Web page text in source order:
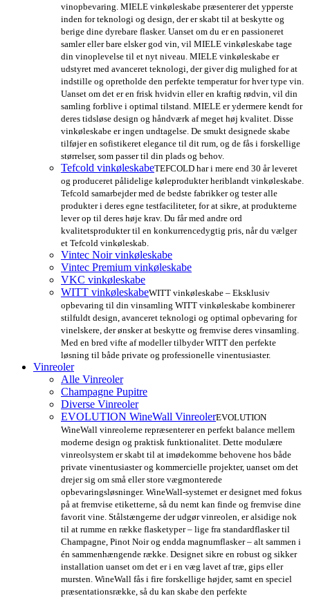
vinopbevaring. MIELE vinkøleskabe præsenterer det ypperste
inden for teknologi og design, der er skabt til at beskytte og
berige dine dyrebare flasker. Uanset om du er en passioneret
samler eller bare elsker god vin, vil MIELE vinkøleskabe tage
din vinoplevelse til et nyt niveau. MIELE vinkøleskabe er
udstyret med avanceret teknologi, der giver dig mulighed for at
indstille og opretholde den perfekte temperatur for hver type vin.
Uanset om det er en frisk hvidvin eller en kraftig rødvin, vil din
samling forblive i optimal tilstand. MIELE er ydermere kendt for
deres tidsløse design og håndværk af meget høj kvalitet. Disse
vinkøleskabe er ingen undtagelse. De smukt designede skabe
tilføjer en sofistikeret elegance til dit rum, og de fås i forskellige
størrelser, som passer til din plads og behov.
Tefcold vinkøleskabeTEFCOLD har i mere end 30 år leveret
og produceret pålidelige køleprodukter heriblandt vinkøleskabe.
Tefcold samarbejder med de bedste fabrikker og tester alle
produkter i deres egne testfaciliteter, for at sikre, at produkterne
lever op til deres høje krav. Du får med andre ord
kvalitetsprodukter til en konkurrencedygtig pris, når du vælger
et Tefcold vinkøleskab.
Vintec Noir vinkøleskabe
Vintec Premium vinkøleskabe
VKC vinkøleskabe
WITT vinkøleskabeWITT vinkøleskabe – Eksklusiv
opbevaring til din vinsamling WITT vinkøleskabe kombinerer
stilfuldt design, avanceret teknologi og optimal opbevaring for
vinelskere, der ønsker at beskytte og fremvise deres vinsamling.
Med en bred vifte af modeller tilbyder WITT den perfekte
løsning til både private og professionelle vinentusiaster.
Vinreoler
Alle Vinreoler
Champagne Pupitre
Diverse Vinreoler
EVOLUTION WineWall VinreolerEVOLUTION
WineWall vinreolerne repræsenterer en perfekt balance mellem
moderne design og praktisk funktionalitet. Dette modulære
vinreolsystem er skabt til at imødekomme behovene hos både
private vinentusiaster og kommercielle projekter, uanset om det
drejer sig om små eller store vægmonterede
opbevaringsløsninger. WineWall-systemet er designet med fokus
på at fremvise etiketterne, så du nemt kan finde og fremvise dine
favorit vine. Stålstængerne der udgør vinreolen, er alsidige nok
til at rumme en række flasketyper – lige fra standardflasker til
Champagne, Pinot Noir og endda magnumflasker – alt sammen i
én sammenhængende række. Designet sikre en robust og sikker
installation uanset om det er i en væg lavet af træ, gips eller
mursten. WineWall fås i fire forskellige højder, samt en speciel
præsentationsrække, så du kan skabe den perfekte